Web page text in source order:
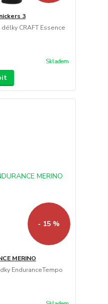
3
CRAFT Essence
Skladem
- 15 %
MERINO
EnduranceTempo